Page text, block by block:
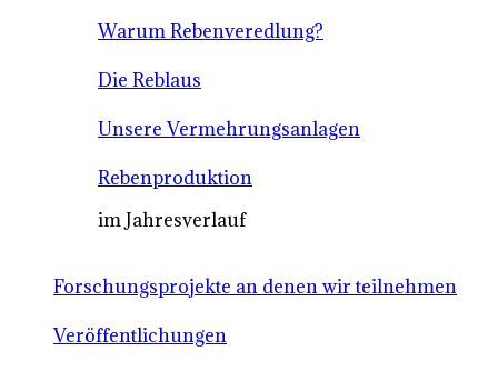
Warum Rebenveredlung?
Die Reblaus
Unsere Vermehrungsanlagen
Rebenproduktion
im Jahresverlauf
Forschungsprojekte an denen wir teilnehmen
Veröffentlichungen